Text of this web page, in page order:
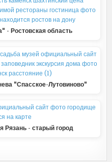
- Ростовская область
"Спасское-Лутовиново"
Рязань - старый город